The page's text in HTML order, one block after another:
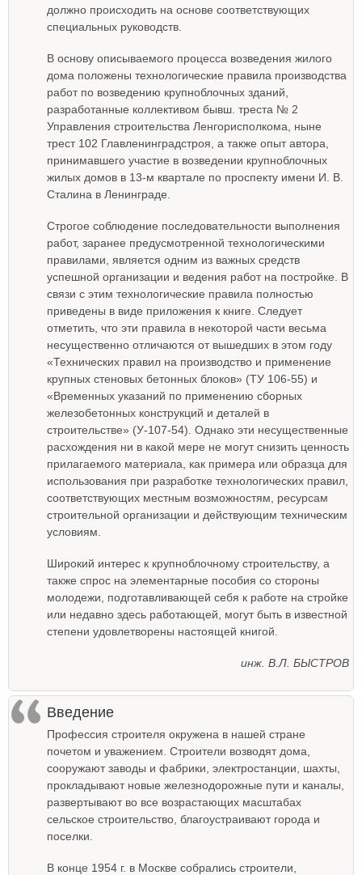
должно происходить на основе соответствующих
специальных руководств.
В основу описываемого процесса возведения жилого
дома положены технологические правила производства
работ по возведению крупноблочных зданий,
разработанные коллективом бывш. треста № 2
Управления строительства Ленгорисполкома, ныне
трест 102 Главленинградстроя, а также опыт автора,
принимавшего участие в возведении крупноблочных
жилых домов в 13-м квартале по проспекту имени И. В.
Сталина в Ленинграде.
Строгое соблюдение последовательности выполнения
работ, заранее предусмотренной технологическими
правилами, является одним из важных средств
успешной организации и ведения работ на постройке. В
связи с этим технологические правила полностью
приведены в виде приложения к книге. Следует
отметить, что эти правила в некоторой части весьма
несущественно отличаются от вышедших в этом году
«Технических правил на производство и применение
крупных стеновых бетонных блоков» (ТУ 106-55) и
«Временных указаний по применению сборных
железобетонных конструкций и деталей в
строительстве» (У-107-54). Однако эти несущественные
расхождения ни в какой мере не могут снизить ценность
прилагаемого материала, как примера или образца для
использования при разработке технологических правил,
соответствующих местным возможностям, ресурсам
строительной организации и действующим техническим
условиям.
Широкий интерес к крупноблочному строительству, а
также спрос на элементарные пособия со стороны
молодежи, подготавливающей себя к работе на стройке
или недавно здесь работающей, могут быть в известной
степени удовлетворены настоящей книгой.
инж. В.Л. БЫСТРОВ
Введение
Профессия строителя окружена в нашей стране
почетом и уважением. Строители возводят дома,
сооружают заводы и фабрики, электростанции, шахты,
прокладывают новые железнодорожные пути и каналы,
развертывают во все возрастающих масштабах
сельское строительство, благоустраивают города и
поселки.
В конце 1954 г. в Москве собрались строители,